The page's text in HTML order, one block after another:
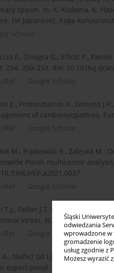
Śląski
odwiedzania
wprowadzone w
gromadzenie
usług zgodnie z
Możesz wyrazić
spasm. In: K. Kodama, K.
[In Japanese]. Kaga-
Scholar
F., Sinagra G., Elliott P.,
254: 250–253, doi: 10.1016/
Google Scholar
E., Protonotarios A., Gimeno
of cardiomyopathies.
Google Scholar
M., Piątkowski R., Zaleska M.,
Polish multicenter
KP.a2021.0037.
Google Scholar
T.J., Fallon J.T. Case 18-1986 –
stress. N. Engl. J. Med.
Google Scholar
A., Núñez Gil I.J., Santoro F.,
expert panel – Part 1.